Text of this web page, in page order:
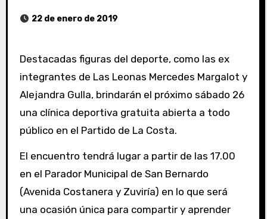
22 de enero de 2019
Destacadas figuras del deporte, como las ex
integrantes de Las Leonas Mercedes Margalot y
Alejandra Gulla, brindarán el próximo sábado 26
una clínica deportiva gratuita abierta a todo
público en el Partido de La Costa.
El encuentro tendrá lugar a partir de las 17.00
en el Parador Municipal de San Bernardo
(Avenida Costanera y Zuviría) en lo que será
una ocasión única para compartir y aprender